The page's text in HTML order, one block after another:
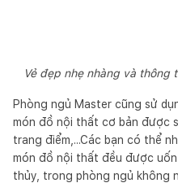
Vẻ đẹp nhẹ nhàng và thông
Phòng ngủ Master cũng sử
món đồ nội thất cơ bản được
trang điểm,...Các bạn có thể
món đồ nội thất đều được
thủy, trong phòng ngủ không